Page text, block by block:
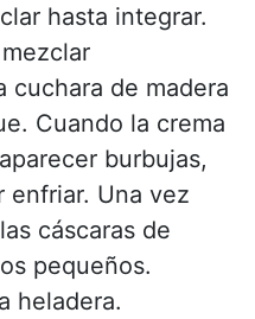
hasta integrar.
cuchara de madera
Cuando la crema
burbujas,
enfriar. Una vez
cáscaras de
pequeños.
heladera.